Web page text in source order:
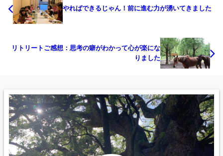
やればできるじゃん！前に進む力が湧いてきました
リトリートご感想：思考の癖がわかって心が楽にな
りました